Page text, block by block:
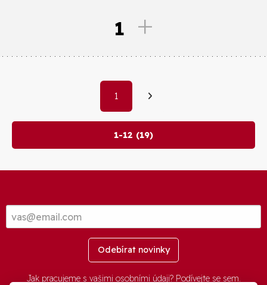
1
1
1-12 (19)
Odebírat novinky
Jak pracujeme s vašimi osobními údaji? Podívejte se sem.